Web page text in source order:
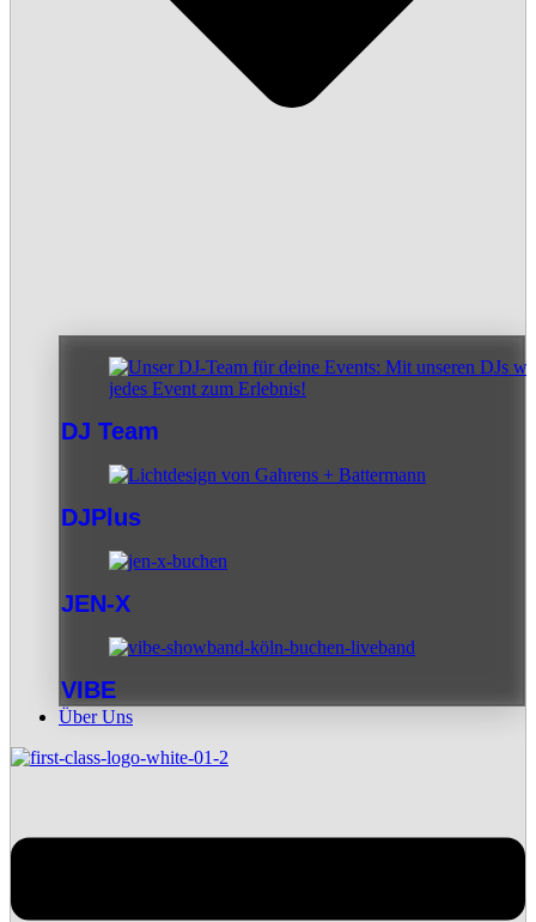
DJ Team
DJPlus
JEN-X
VIBE
Über Uns